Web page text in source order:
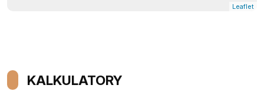
Leaflet
KALKULATORY